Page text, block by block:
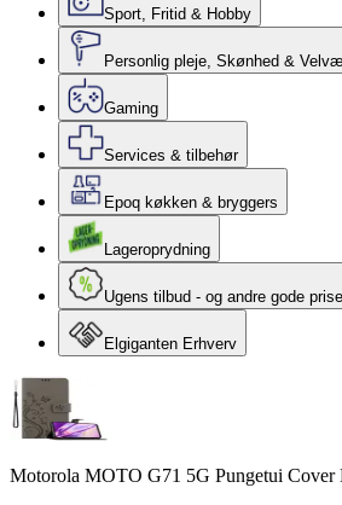
Sport, Fritid & Hobby
Personlig pleje, Skønhed &
Gaming
Services & tilbehør
Epoq køkken & bryggers
Lageroprydning
Ugens tilbud - og andre gode
Elgiganten Erhverv
Motorola MOTO G71 5G Pungetui Cover